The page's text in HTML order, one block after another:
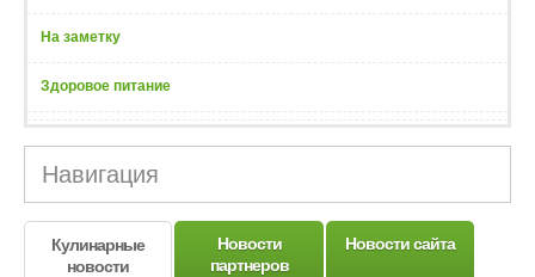
На заметку
Здоровое питание
Навигация
Кулинарные
новости
Новости
партнеров
Новости сайта